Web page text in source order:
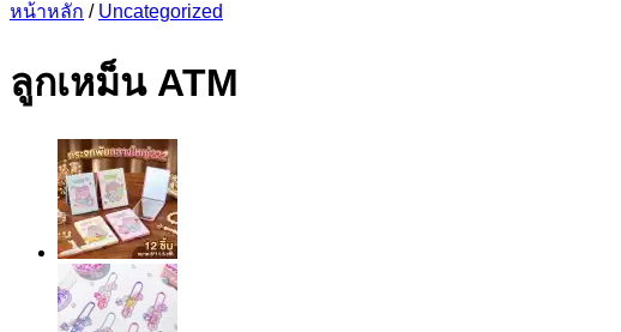
หน้าหลัก / Uncategorized
ลูกเหม็น ATM